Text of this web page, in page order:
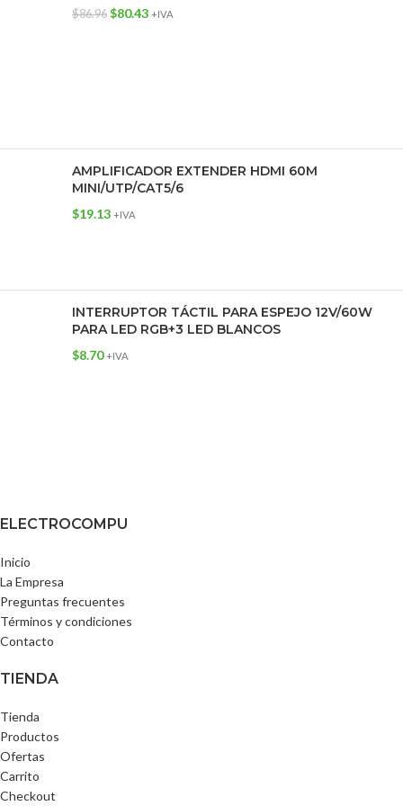
$86.96 $80.43 +IVA
AMPLIFICADOR EXTENDER HDMI 60M
MINI/UTP/CAT5/6
$19.13 +IVA
INTERRUPTOR TÁCTIL PARA ESPEJO 12V/60W
PARA LED RGB+3 LED BLANCOS
$8.70 +IVA
ELECTROCOMPU
Inicio
La Empresa
Preguntas frecuentes
Términos y condiciones
Contacto
TIENDA
Tienda
Productos
Ofertas
Carrito
Checkout